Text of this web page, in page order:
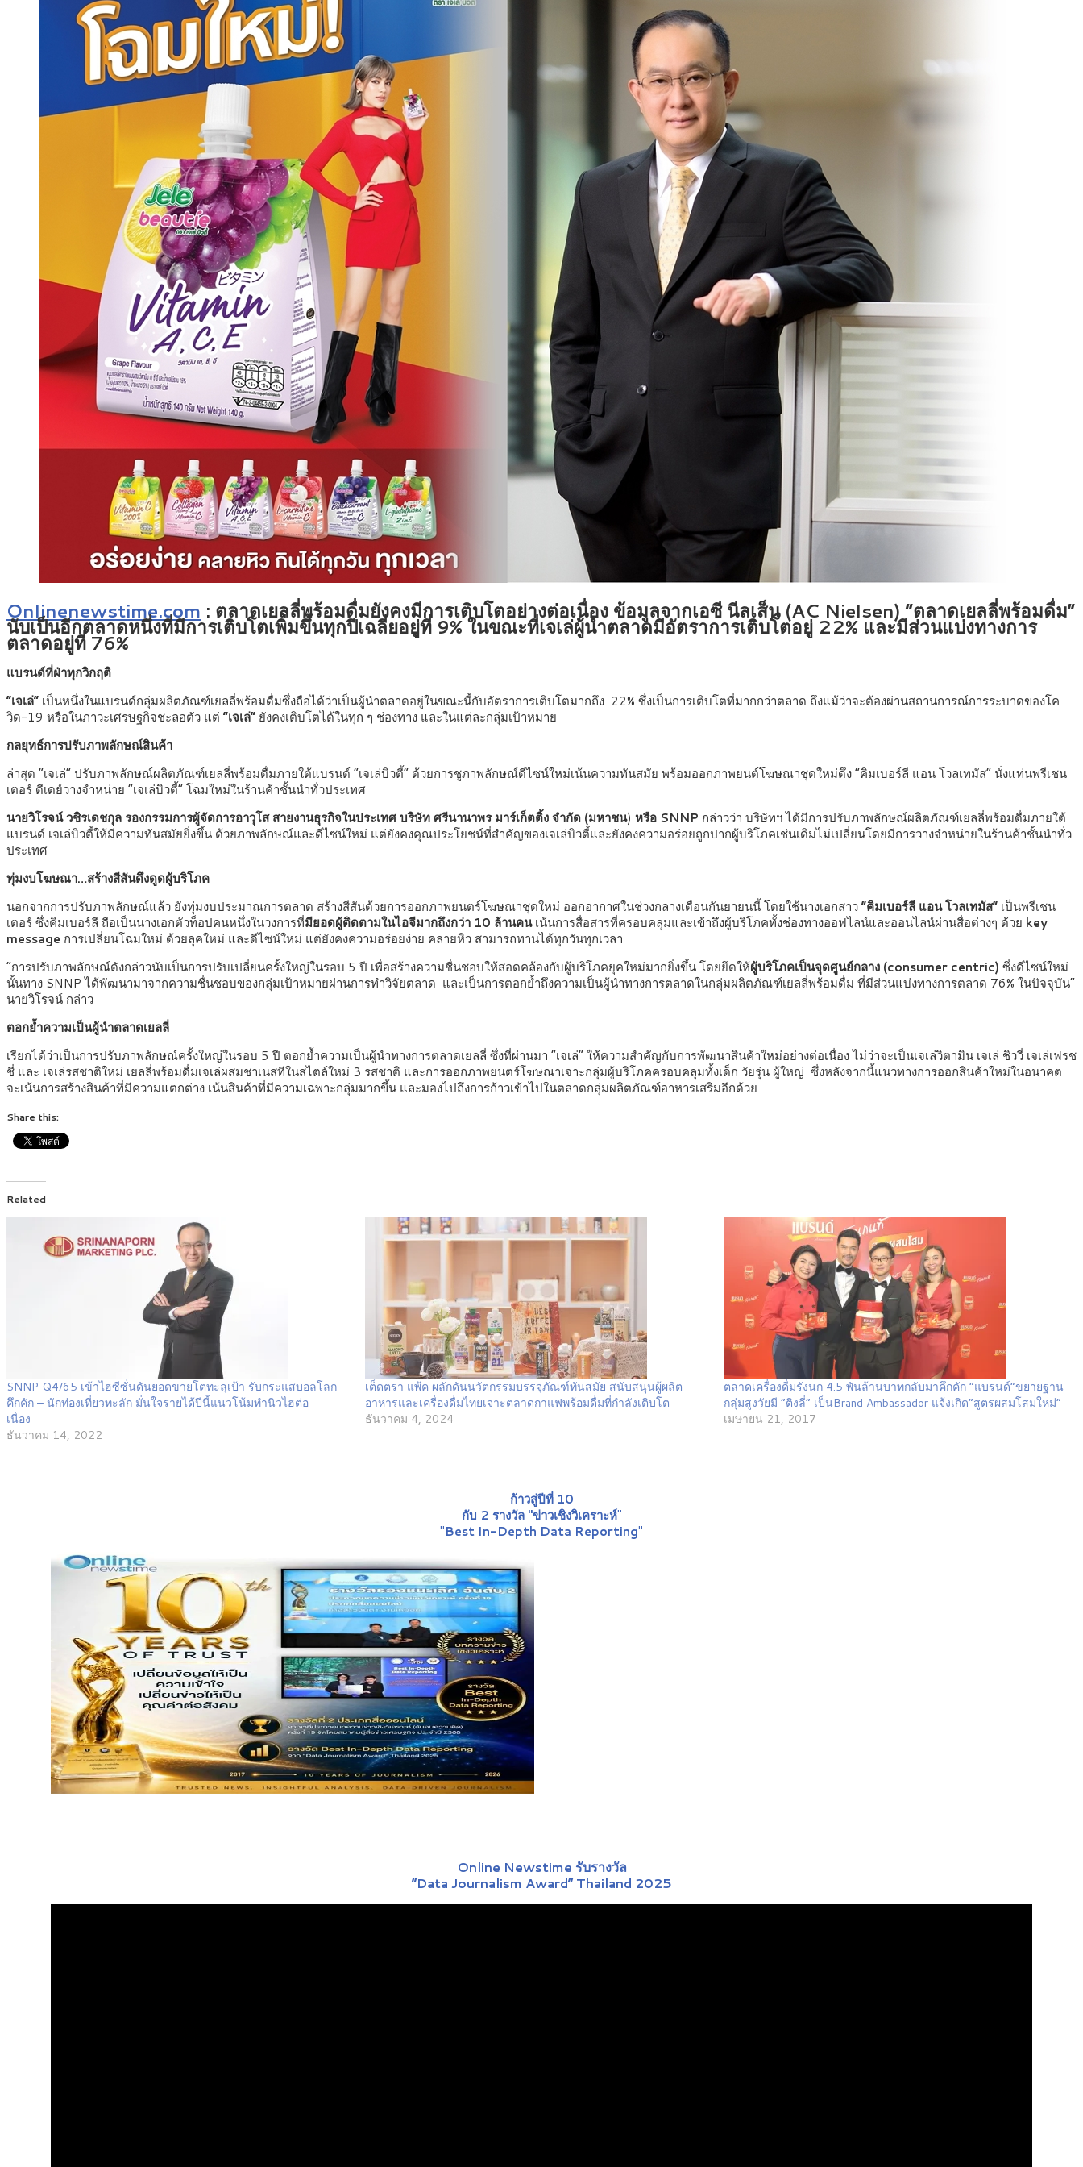
Onlinenewstime.com : ตลาดเยลลี่พร้อมดื่มยังคงมีการเติบโตอย่างต่อเนื่อง ข้อมูลจากเอซี นีลเส็น (AC Nielsen) “ตลาดเยลลี่พร้อมดื่ม”
นับเป็นอีกตลาดหนึ่งที่มีการเติบโตเพิ่มขึ้นทุกปีเฉลี่ยอยู่ที่ 9% ในขณะที่เจเล่ผู้นำตลาดมีอัตราการเติบโตอยู่ 22% และมีส่วนแบ่งทางการ
ตลาดอยู่ที่ 76%
แบรนด์ที่ฝ่าทุกวิกฤติ
“เจเล่” เป็นหนึ่งในแบรนด์กลุ่มผลิตภัณฑ์เยลลี่พร้อมดื่มซึ่งถือได้ว่าเป็นผู้นำตลาดอยู่ในขณะนี้กับอัตราการเติบโตมากถึง 22% ซึ่งเป็นการเติบโตที่มากกว่าตลาด ถึงแม้ว่าจะต้องผ่านสถานการณ์การระบาดของโค
วิด-19 หรือในภาวะเศรษฐกิจชะลอตัว แต่ “เจเล่” ยังคงเติบโตได้ในทุก ๆ ช่องทาง และในแต่ละกลุ่มเป้าหมาย
กลยุทธ์การปรับภาพลักษณ์สินค้า
ล่าสุด “เจเล่” ปรับภาพลักษณ์ผลิตภัณฑ์เยลลี่พร้อมดื่มภายใต้แบรนด์ “เจเล่บิวตี้” ด้วยการชูภาพลักษณ์ดีไซน์ใหม่เน้นความทันสมัย พร้อมออกภาพยนต์โฆษณาชุดใหม่ดึง “คิมเบอร์ลี แอน โวลเทมัส” นั่งแท่นพรีเชน
เตอร์ ดีเดย์วางจำหน่าย “เจเล่บิวตี้” โฉมใหม่ในร้านค้าชั้นนำทั่วประเทศ
นายวิโรจน์ วชิรเดชกุล รองกรรมการผู้จัดการอาวุโส สายงานธุรกิจในประเทศ บริษัท ศรีนานาพร มาร์เก็ตติ้ง จำกัด (มหาชน) หรือ SNNP กล่าวว่า บริษัทฯ ได้มีการปรับภาพลักษณ์ผลิตภัณฑ์เยลลี่พร้อมดื่มภายใต้
แบรนด์ เจเล่บิวตี้ให้มีความทันสมัยยิ่งขึ้น ด้วยภาพลักษณ์และดีไซน์ใหม่ แต่ยังคงคุณประโยชน์ที่สำคัญของเจเล่บิวตี้และยังคงความอร่อยถูกปากผู้บริโภคเช่นเดิมไม่เปลี่ยนโดยมีการวางจำหน่ายในร้านค้าชั้นนำทั่ว
ประเทศ
ทุ่มงบโฆษณา…สร้างสีสันดึงดูดผู้บริโภค
นอกจากการปรับภาพลักษณ์แล้ว ยังทุ่มงบประมาณการตลาด สร้างสีสันด้วยการออกภาพยนตร์โฆษณาชุดใหม่ ออกอากาศในช่วงกลางเดือนกันยายนนี้ โดยใช้นางเอกสาว“คิมเบอร์ลี แอน โวลเทมัส” เป็นพรีเชน
เตอร์ซึ่งคิมเบอร์ลี ถือเป็นนางเอกตัวท็อปคนหนึ่งในวงการที่มียอดผู้ติดตามในไอจีมากถึงกว่า 10 ล้านคนเน้นการสื่อสารที่ครอบคลุมและเข้าถึงผู้บริโภคทั้งช่องทางออฟไลน์และออนไลน์ผ่านสื่อต่างๆ ด้วย key
message การเปลี่ยนโฉมใหม่ ด้วยลุคใหม่ และดีไซน์ใหม่ แต่ยังคงความอร่อยง่าย คลายหิว สามารถทานได้ทุกวันทุกเวลา
“การปรับภาพลักษณ์ดังกล่าวนับเป็นการปรับเปลี่ยนครั้งใหญ่ในรอบ 5 ปี เพื่อสร้างความชื่นชอบให้สอดคล้องกับผู้บริโภคยุคใหม่มากยิ่งขึ้น โดยยึดให้ผู้บริโภคเป็นจุดศูนย์กลาง (consumer centric) ซึ่งดีไซน์ใหม่
นั้นทาง SNNP ได้พัฒนามาจากความชื่นชอบของกลุ่มเป้าหมายผ่านการทำวิจัยตลาด และเป็นการตอกย้ำถึงความเป็นผู้นำทางการตลาดในกลุ่มผลิตภัณฑ์เยลลี่พร้อมดื่ม ที่มีส่วนแบ่งทางการตลาด 76% ในปัจจุบัน”
นายวิโรจน์ กล่าว
ตอกย้ำความเป็นผู้นำตลาดเยลลี่
เรียกได้ว่าเป็นการปรับภาพลักษณ์ครั้งใหญ่ในรอบ 5 ปี ตอกย้ำความเป็นผู้นำทางการตลาดเยลลี่ ซึ่งที่ผ่านมา “เจเล่” ให้ความสำคัญกับการพัฒนาสินค้าใหม่อย่างต่อเนื่อง ไม่ว่าจะเป็นเจเล่วิตามิน เจเล่ ชิววี่ เจเล่เฟรช
ชี่ และ เจเล่รสชาติใหม่ เยลลี่พร้อมดื่มเจเล่ผสมชาเนสทีในสไตล์ใหม่ 3 รสชาติ และการออกภาพยนตร์โฆษณาเจาะกลุ่มผู้บริโภคครอบคลุมทั้งเด็ก วัยรุ่น ผู้ใหญ่ ซึ่งหลังจากนี้แนวทางการออกสินค้าใหม่ในอนาคต
จะเน้นการสร้างสินค้าที่มีความแตกต่าง เน้นสินค้าที่มีความเฉพาะกลุ่มมากขึ้น และมองไปถึงการก้าวเข้าไปในตลาดกลุ่มผลิตภัณฑ์อาหารเสริมอีกด้วย
Share this:
Related
SNNP Q4/65 เข้าไฮซีซั่นดันยอดขายโตทะลุเป้า รับกระแสบอลโลก
คึกคัก – นักท่องเที่ยวทะลัก มั่นใจรายได้ปีนี้แนวโน้มทำนิวไฮต่อ
เนื่อง
ธันวาคม 14, 2022
เต็ดตรา แพ้ค ผลักดันนวัตกรรมบรรจุภัณฑ์ทันสมัย สนับสนุนผู้ผลิต
อาหารและเครื่องดื่มไทยเจาะตลาดกาแฟพร้อมดื่มที่กำลังเติบโต
ธันวาคม 4, 2024
ตลาดเครื่องดื่มรังนก 4.5 พันล้านบาทกลับมาคึกคัก “แบรนด์”ขยายฐาน
กลุ่มสูงวัยมี “ติงลี่” เป็นBrand Ambassador แจ้งเกิด“สูตรผสมโสมใหม่”
เมษายน 21, 2017
ก้าวสู่ปีที่ 10
กับ 2 รางวัล "ข่าวเชิงวิเคราะห์"
"Best In-Depth Data Reporting"
Online Newstime รับรางวัล
“Data Journalism Award” Thailand 2025